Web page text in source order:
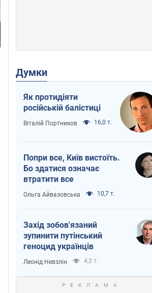
Думки
Як протидіяти
російській балістиці
Віталій Портников 16,0 т.
Попри все, Київ вистоїть.
Бо здатися означає
втратити все
Ольга Айвазовська 10,7 т.
Захід зобов'язаний
зупинити путінський
геноцид українців
Леонід Невзлін 4,3 т.